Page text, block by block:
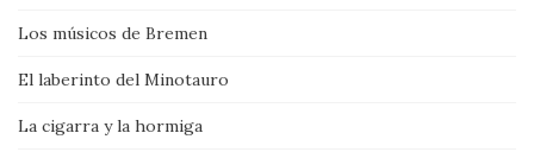
Los músicos de Bremen
El laberinto del Minotauro
La cigarra y la hormiga